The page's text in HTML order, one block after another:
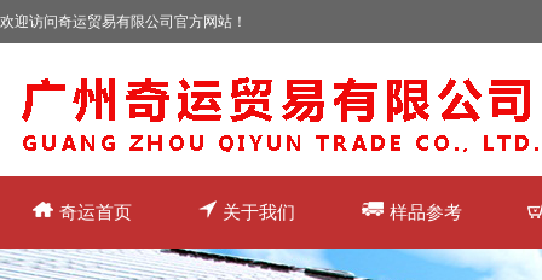
欢迎访问奇运贸易有限公司官方网站！
奇运首页 关于我们 样品参考